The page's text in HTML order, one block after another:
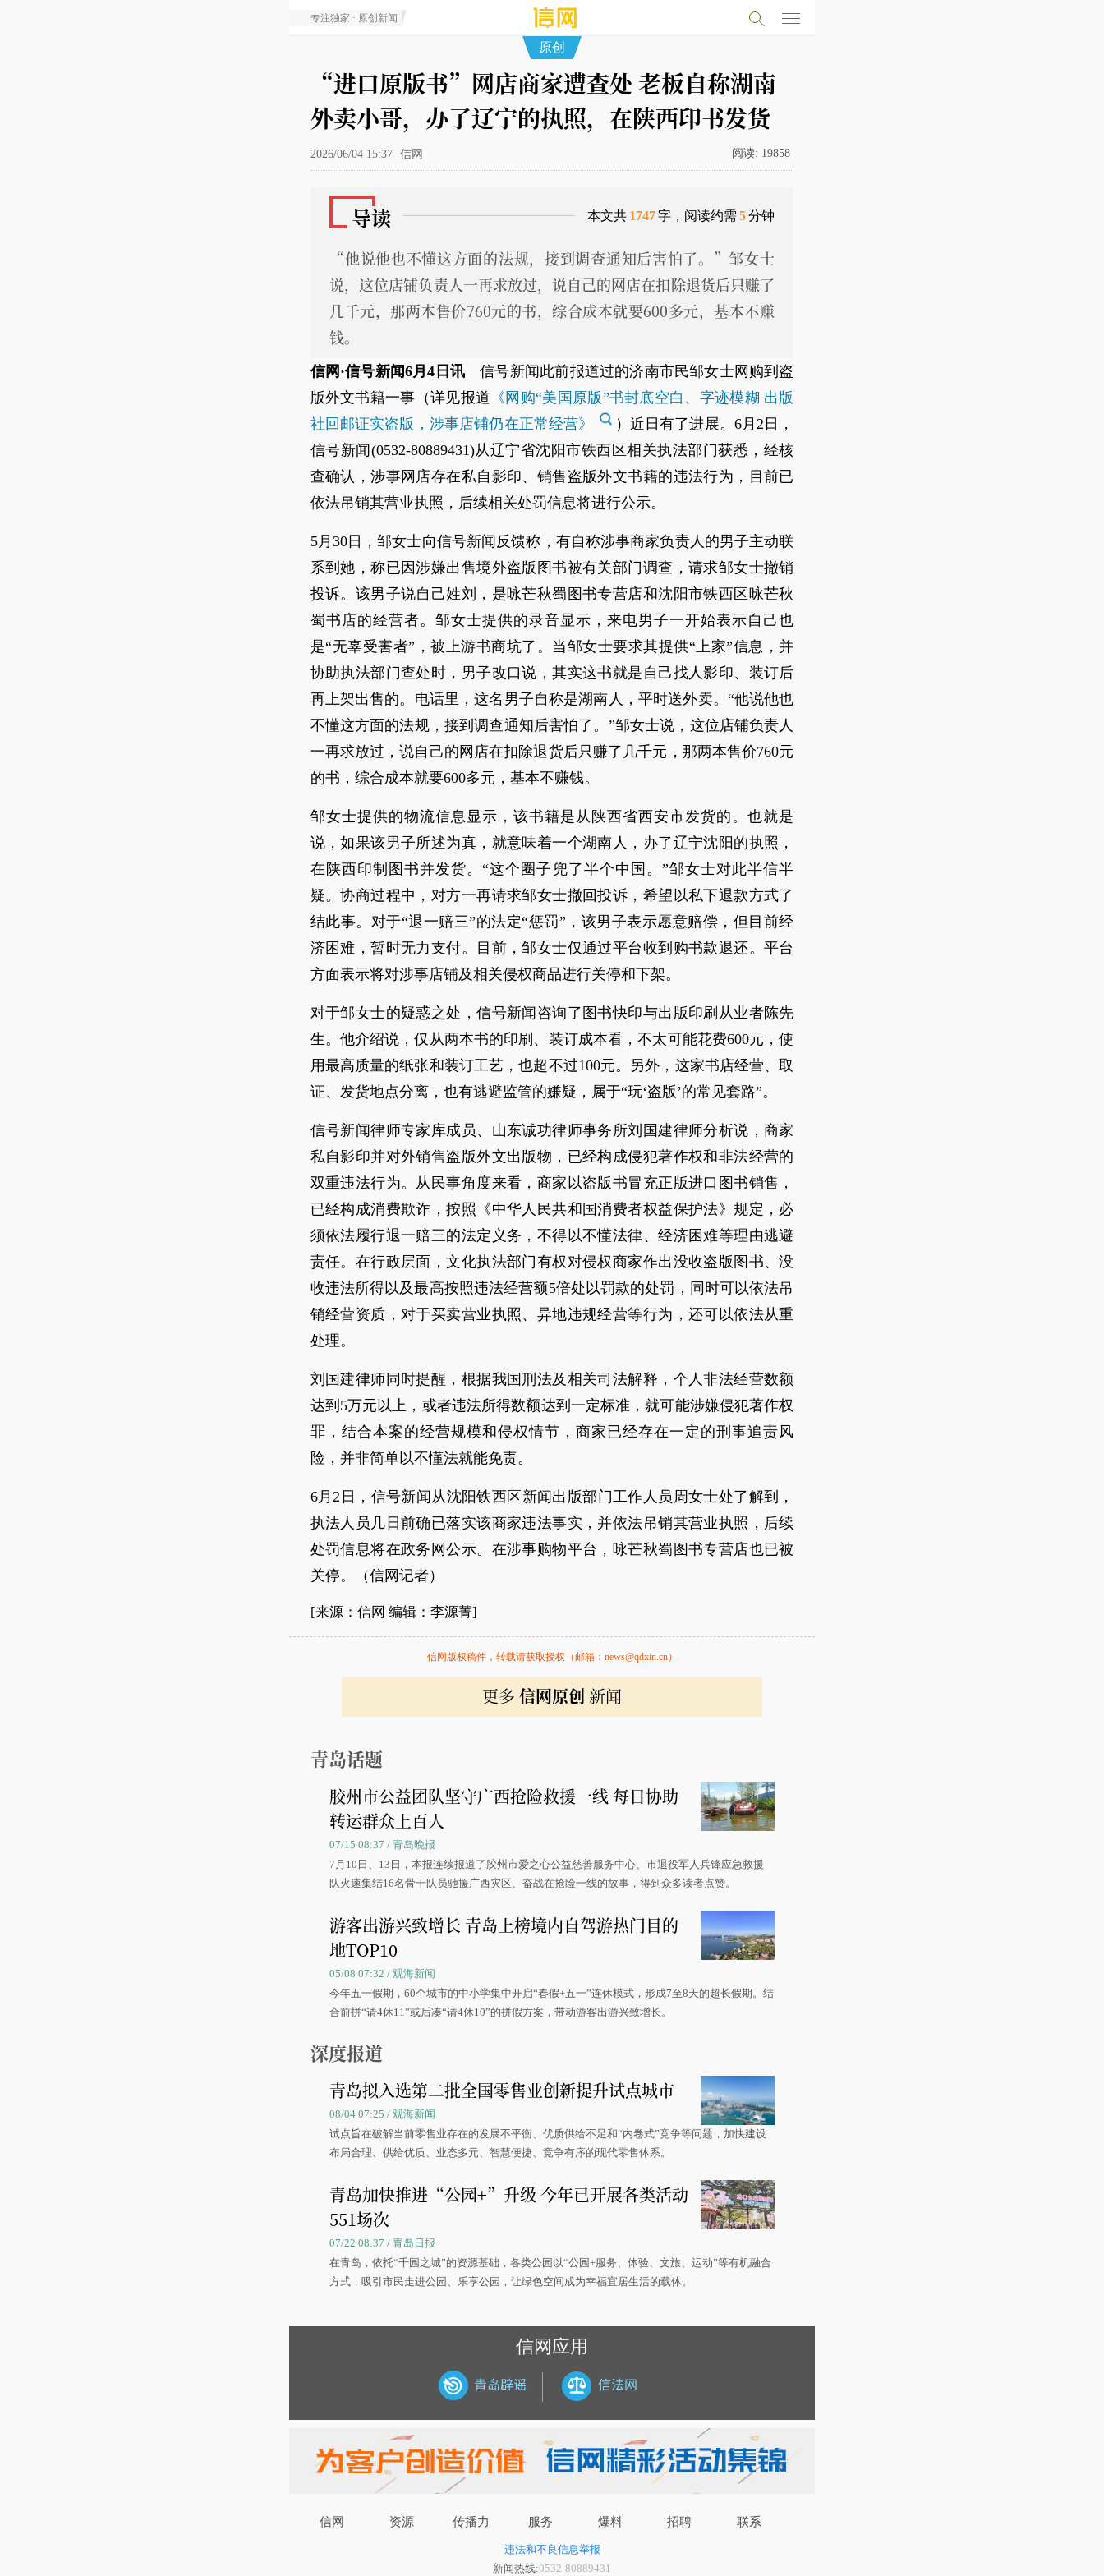
专注独家 · 原创新闻
原创
“进口原版书”网店商家遭查处 老板自称湖南
外卖小哥，办了辽宁的执照，在陕西印书发货
2026/06/04 15:37 信网 阅读: 19858
导读 本文共 1747字，阅读约需 5分钟
“他说他也不懂这方面的法规，接到调查通知后害怕了。”邹女士
说，这位店铺负责人一再求放过，说自己的网店在扣除退货后只赚了
几千元，那两本售价760元的书，综合成本就要600多元，基本不赚
钱。
信网·信号新闻6月4日讯 信号新闻此前报道过的济南市民邹女士网购到盗
版外文书籍一事（详见报道 《网购“美国原版”书封底空白、字迹模糊 出版
社回邮证实盗版，涉事店铺仍在正常经营》
）近日有了进展。6月2日，
信号新闻(0532-80889431)从辽宁省沈阳市铁西区相关执法部门获悉，经核
查确认，涉事网店存在私自影印、销售盗版外文书籍的违法行为，目前已
依法吊销其营业执照，后续相关处罚信息将进行公示。
5月30日，邹女士向信号新闻反馈称，有自称涉事商家负责人的男子主动联
系到她，称已因涉嫌出售境外盗版图书被有关部门调查，请求邹女士撤销
投诉。该男子说自己姓刘，是咏芒秋蜀图书专营店和沈阳市铁西区咏芒秋
蜀书店的经营者。邹女士提供的录音显示，来电男子一开始表示自己也
是“无辜受害者”，被上游书商坑了。当邹女士要求其提供“上家”信息，并
协助执法部门查处时，男子改口说，其实这书就是自己找人影印、装订后
再上架出售的。电话里，这名男子自称是湖南人，平时送外卖。“他说他也
不懂这方面的法规，接到调查通知后害怕了。”邹女士说，这位店铺负责人
一再求放过，说自己的网店在扣除退货后只赚了几千元，那两本售价760元
的书，综合成本就要600多元，基本不赚钱。
邹女士提供的物流信息显示，该书籍是从陕西省西安市发货的。也就是
说，如果该男子所述为真，就意味着一个湖南人，办了辽宁沈阳的执照，
在陕西印制图书并发货。“这个圈子兜了半个中国。”邹女士对此半信半
疑。协商过程中，对方一再请求邹女士撤回投诉，希望以私下退款方式了
结此事。对于“退一赔三”的法定“惩罚”，该男子表示愿意赔偿，但目前经
济困难，暂时无力支付。目前，邹女士仅通过平台收到购书款退还。平台
方面表示将对涉事店铺及相关侵权商品进行关停和下架。
对于邹女士的疑惑之处，信号新闻咨询了图书快印与出版印刷从业者陈先
生。他介绍说，仅从两本书的印刷、装订成本看，不太可能花费600元，使
用最高质量的纸张和装订工艺，也超不过100元。另外，这家书店经营、取
证、发货地点分离，也有逃避监管的嫌疑，属于“玩‘盗版’的常见套路”。
信号新闻律师专家库成员、山东诚功律师事务所刘国建律师分析说，商家
私自影印并对外销售盗版外文出版物，已经构成侵犯著作权和非法经营的
双重违法行为。从民事角度来看，商家以盗版书冒充正版进口图书销售，
已经构成消费欺诈，按照《中华人民共和国消费者权益保护法》规定，必
须依法履行退一赔三的法定义务，不得以不懂法律、经济困难等理由逃避
责任。在行政层面，文化执法部门有权对侵权商家作出没收盗版图书、没
收违法所得以及最高按照违法经营额5倍处以罚款的处罚，同时可以依法吊
销经营资质，对于买卖营业执照、异地违规经营等行为，还可以依法从重
处理。
刘国建律师同时提醒，根据我国刑法及相关司法解释，个人非法经营数额
达到5万元以上，或者违法所得数额达到一定标准，就可能涉嫌侵犯著作权
罪，结合本案的经营规模和侵权情节，商家已经存在一定的刑事追责风
险，并非简单以不懂法就能免责。
6月2日，信号新闻从沈阳铁西区新闻出版部门工作人员周女士处了解到，
执法人员几日前确已落实该商家违法事实，并依法吊销其营业执照，后续
处罚信息将在政务网公示。在涉事购物平台，咏芒秋蜀图书专营店也已被
关停。（信网记者）
[来源：信网 编辑：李源菁]
信网版权稿件，转载请获取授权（邮箱：news@qdxin.cn）
更多 信网原创 新闻
青岛话题
胶州市公益团队坚守广西抢险救援一线 每日协助
转运群众上百人
07/15 08:37 / 青岛晚报
7月10日、13日，本报连续报道了胶州市爱之心公益慈善服务中心、市退役军人兵锋应急救援
队火速集结16名骨干队员驰援广西灾区、奋战在抢险一线的故事，得到众多读者点赞。
游客出游兴致增长 青岛上榜境内自驾游热门目的
地TOP10
05/08 07:32 / 观海新闻
今年五一假期，60个城市的中小学集中开启“春假+五一”连休模式，形成7至8天的超长假期。结
合前拼“请4休11”或后凑“请4休10”的拼假方案，带动游客出游兴致增长。
深度报道
青岛拟入选第二批全国零售业创新提升试点城市
08/04 07:25 / 观海新闻
试点旨在破解当前零售业存在的发展不平衡、优质供给不足和“内卷式”竞争等问题，加快建设
布局合理、供给优质、业态多元、智慧便捷、竞争有序的现代零售体系。
青岛加快推进“公园+”升级 今年已开展各类活动
551场次
07/22 08:37 / 青岛日报
在青岛，依托“千园之城”的资源基础，各类公园以“公园+服务、体验、文旅、运动”等有机融合
方式，吸引市民走进公园、乐享公园，让绿色空间成为幸福宜居生活的载体。
信网应用
信网 资源 传播力 服务 爆料 招聘 联系
违法和不良信息举报
新闻热线:0532-80889431